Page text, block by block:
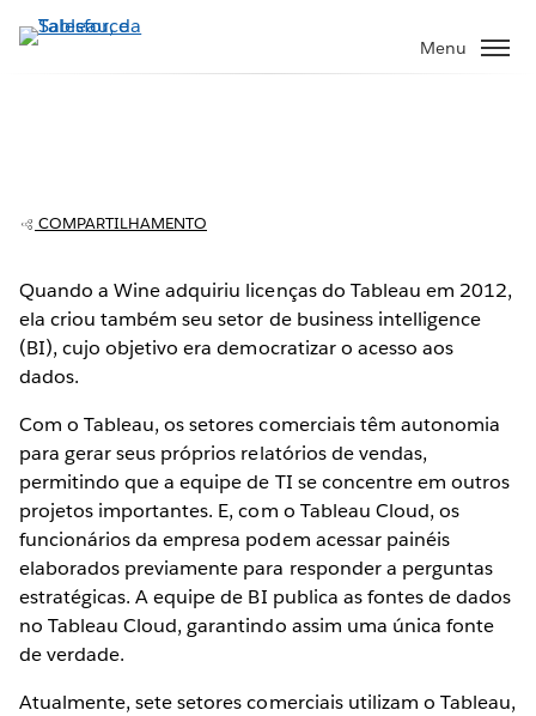
Pular
para
Menu
verdade para todos
Play
Video
COMPARTILHAMENTO
Quando a Wine adquiriu licenças do Tableau em 2012,
ela criou também seu setor de business intelligence
(BI), cujo objetivo era democratizar o acesso aos
dados.
Com o Tableau, os setores comerciais têm autonomia
para gerar seus próprios relatórios de vendas,
permitindo que a equipe de TI se concentre em outros
projetos importantes. E, com o Tableau Cloud, os
funcionários da empresa podem acessar painéis
elaborados previamente para responder a perguntas
estratégicas. A equipe de BI publica as fontes de dados
no Tableau Cloud, garantindo assim uma única fonte
de verdade.
Atualmente, sete setores comerciais utilizam o Tableau,